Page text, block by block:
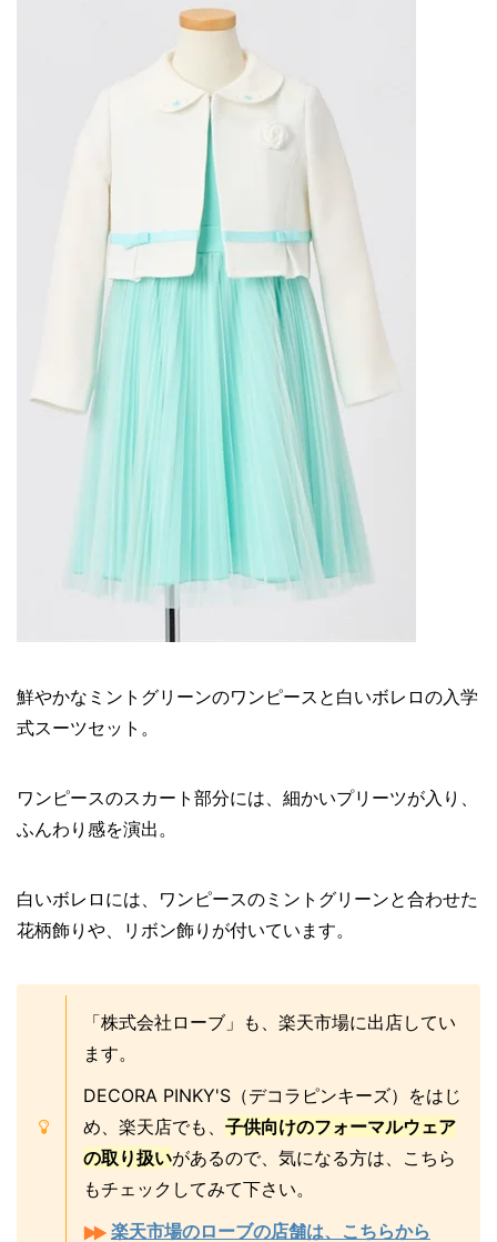
鮮やかなミントグリーンのワンピースと白いボレロの入学
式スーツセット。
ワンピースのスカート部分には、細かいプリーツが入り、
ふんわり感を演出。
白いボレロには、ワンピースのミントグリーンと合わせた
花柄飾りや、リボン飾りが付いています。
「株式会社ローブ」も、楽天市場に出店してい
ます。
DECORA PINKY'S（デコラピンキーズ）をはじ
め、楽天店でも、 子供向けのフォーマルウェア
の取り扱いがあるので、気になる方は、こちら
もチェックしてみて下さい。
楽天市場のローブの店舗は、こちらから